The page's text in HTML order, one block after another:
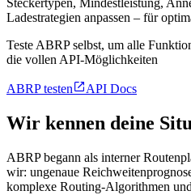
Steckertypen, Mindestleistung,
Ladestrategien anpassen – für
Teste ABRP selbst, um alle
die vollen API-Möglichkeiten
ABRP testenAPI Docs
Wir kennen deine
ABRP begann als interner
wir: ungenaue
komplexe Routing-Algorithmen